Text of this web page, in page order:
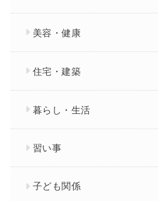
美容・健康
住宅・建築
暮らし・生活
習い事
子ども関係